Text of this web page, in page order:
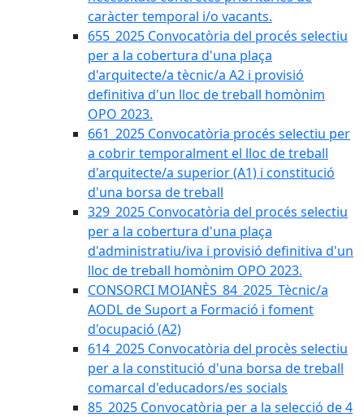
caràcter temporal i/o vacants.
655_2025 Convocatòria del procés selectiu
per a la cobertura d'una plaça
d'arquitecte/a tècnic/a A2 i provisió
definitiva d'un lloc de treball homònim
OPO 2023.
661_2025 Convocatòria procés selectiu per
a cobrir temporalment el lloc de treball
d'arquitecte/a superior (A1) i constitució
d'una borsa de treball
329_2025 Convocatòria del procés selectiu
per a la cobertura d'una plaça
d'administratiu/iva i provisió definitiva d'un
lloc de treball homònim OPO 2023.
CONSORCI MOIANÈS_84_2025_Tècnic/a
AODL de Suport a Formació i foment
d'ocupació (A2)
614_2025 Convocatòria del procès selectiu
per a la constitució d'una borsa de treball
comarcal d'educadors/es socials
85_2025 Convocatòria per a la selecció de 4